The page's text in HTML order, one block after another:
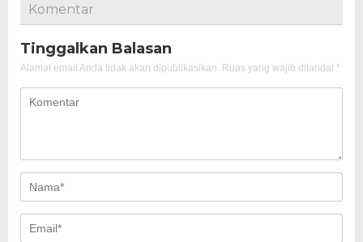
Komentar
Tinggalkan Balasan
Alamat email Anda tidak akan dipublikasikan. Ruas yang wajib ditandai *